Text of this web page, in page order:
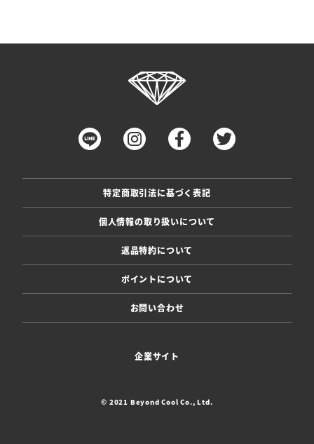
特定商取引法に基づく表記
個人情報の取り扱いについて
返品特約について
ポイントについて
お問い合わせ
企業サイト
© 2021 Beyond Cool Co., Ltd.